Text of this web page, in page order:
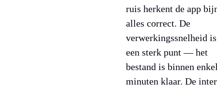
ruis herkent de app
alles correct. De
verwerkingssnelheid
een sterk punt — het
bestand is binnen
minuten klaar. De